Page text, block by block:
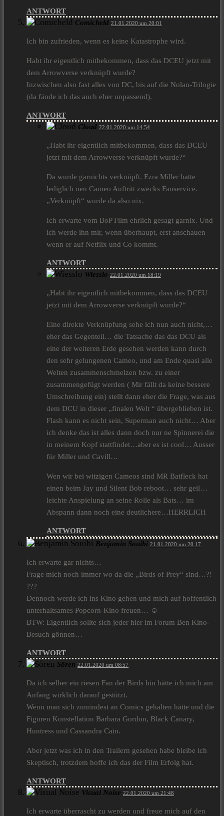
ANTWORT
Comicheld 21.01.2020 um 20:01
Ich bin zufrieden, wenn es keine Katastrophe wird.
Habt ihr eigentlich mitbekommen, dass das DCEU jetzt mit
dem Arrowverse verknüpft wurde?
Inzwischen also fast alles von DC, bis auf die Nolan-Trilogie
(da fände ich das auch eher unpassend).
ANTWORT
Cloud 22.01.2020 um 14:54
„Habt ihr eigentlich mitbekommen, dass das DCEU
jetzt mit dem Arrowverse verknüpft wurde?“
Da wurde garnichts verknüpft. Ezra Miller hatte
lediglich nen Cameo Auftritt zwecks Fanservice.
„Verknüpft“ wurde da also nix.
Ich erwarte vom BoP Film ehrlich gesagt garnix. Und
ich werde ihn mir, wenn überhaupt, erst anschauen
wenn er auf Netflix und Co kommt.
ANTWORT
Wiesslo 22.01.2020 um 18:19
„Habt ihr eigentlich mitbekommen, dass das DCEU
jetzt mit dem Arrowverse verknüpft wurde?“
Eine direkte Verknüpfung sehe ich nun auch nicht,…
eher das Gegenteil… die Tatsache das das DCU als
eine der weiteren Erde gesehen werden kann durch
den sehr gelungenen Cameo, und am Ende quasi alle
Welten zusammenschmelzen bzw. zu einer
zusammengefügt werden ( Mir fällt da keine bessere
Umschreibung ein) stellt dann eher die Frage, was aus
dem DCU in dieser „finalen Welt “ übergeblieben ist.
Flash kann es nicht sein, Superman auch nicht… Aber
ich denke das ist alles dann doch nur ne Spinnerei die
in meinem Kopf stattfindet…aber es ist cool… Ausser
für Miller und Cavill…
Wen wir bei witzigen Cameos sind MR Batfleck hat
einen beim Jay und Silent Bob reboot… sehr geil…
leichte Anspielung an seine Rolle als Bats… im
Abspann dann noch eine deutlichere…HERRLICH
ANTWORT
Benjamin Souibi 21.01.2020 um 20:17
Ich erwarte gar nichts…
Frage mich noch immer wo da die „Birds of Prey“ sind…?!
???
Dennoch werde ich ins Kino gehen und mich auf hoffentlich
unterhaltsames Popcorn-Kino freuen… ☺
BTW: Eigentlich sollte sich jeder hier im Forum Ben Kino-
Besuch gönnen…
ANTWORT
Sören 22.01.2020 um 08:57
Da ich selber ein riesen Fan der Birds bin hätte ich mich am
Anfang wirklich darauf gestützt.
Wenn man sich zumindest an Comics gehalten hätte und die
Figuren Konstellation Barbara Gordon, Black Canary,
Huntress und Cassandra Cain.
Aber jetzt was ich in den Trailern gesehen habe bleibe ich
Skeptisch, trotzdem hoffe ich das der Film Erfolg hat.
ANTWORT
Visual Noise 22.01.2020 um 21:48
Ich erwarte überrascht zu werden und freue mich auf den